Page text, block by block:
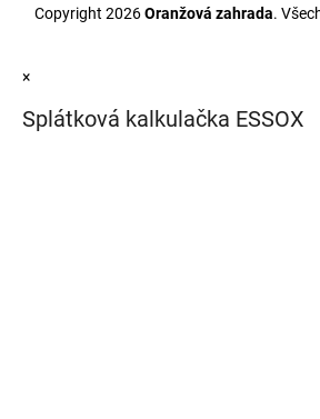
Copyright 2026Oranžová zahrada.
×
Splátková kalkulačka ESSOX